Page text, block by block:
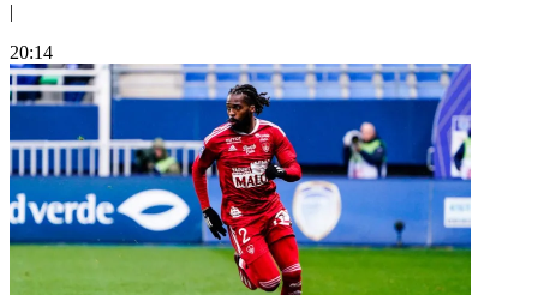
|
20:14